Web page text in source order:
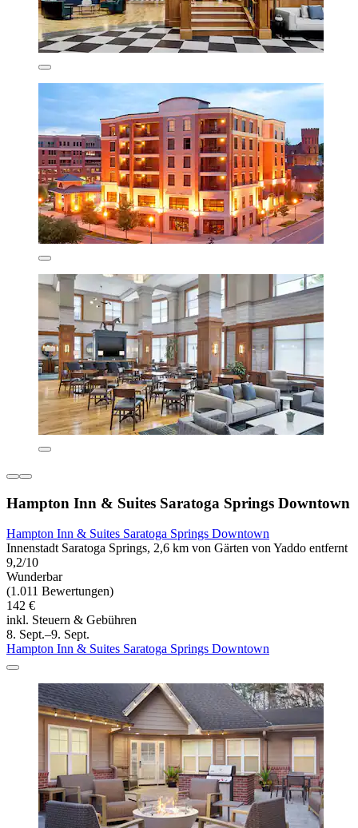
Hampton Inn & Suites Saratoga Springs Downtown
Hampton Inn & Suites Saratoga Springs Downtown
Innenstadt Saratoga Springs, 2,6 km von Gärten von Yaddo entfernt
9,2/10
Wunderbar
(1.011 Bewertungen)
142 €
inkl. Steuern & Gebühren
8. Sept.–9. Sept.
Hampton Inn & Suites Saratoga Springs Downtown